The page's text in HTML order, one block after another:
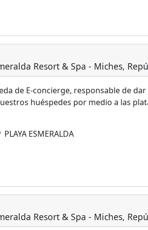
Resort & Spa - Miches,
de E-concierge, responsable de
huéspedes por medio a las
PLAYA ESMERALDA
Resort & Spa - Miches,